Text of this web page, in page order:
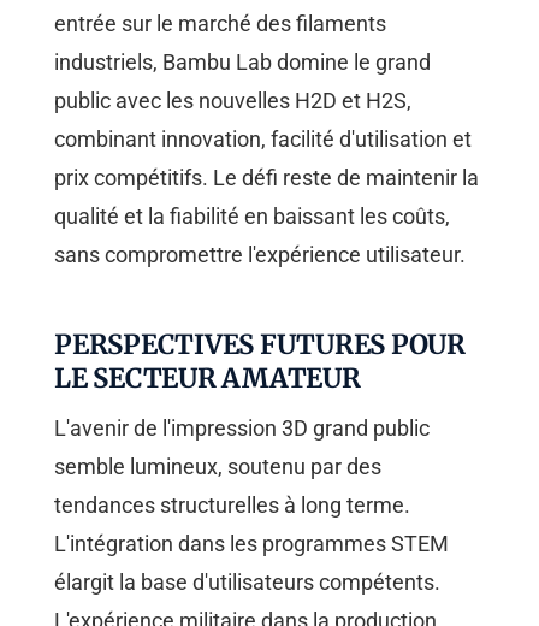
entrée sur le marché des filaments
industriels, Bambu Lab domine le grand
public avec les nouvelles H2D et H2S,
combinant innovation, facilité d'utilisation et
prix compétitifs. Le défi reste de maintenir la
qualité et la fiabilité en baissant les coûts,
sans compromettre l'expérience utilisateur.
PERSPECTIVES FUTURES POUR
LE SECTEUR AMATEUR
L'avenir de l'impression 3D grand public
semble lumineux, soutenu par des
tendances structurelles à long terme.
L'intégration dans les programmes STEM
élargit la base d'utilisateurs compétents.
L'expérience militaire dans la production